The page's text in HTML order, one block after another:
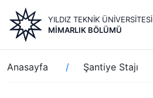
içeriğe
atla
YILDIZ TEKNİK ÜNİVERSİTESİ
MIMARLIK BÖLÜMÜ
Sayfa
yolu
Anasayfa Şantiye Stajı